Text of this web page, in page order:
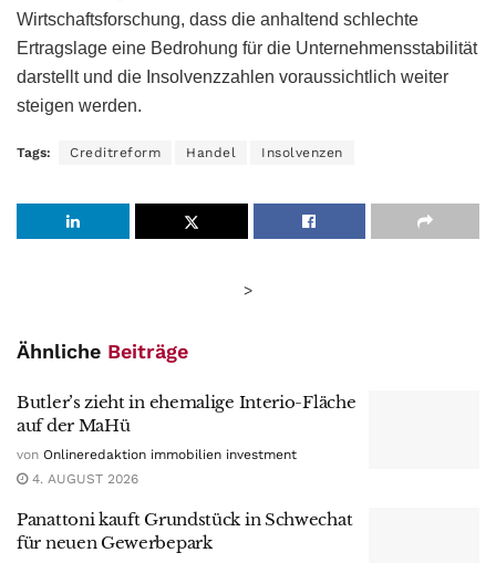
Wirtschaftsforschung, dass die anhaltend schlechte
Ertragslage eine Bedrohung für die Unternehmensstabilität
darstellt und die Insolvenzzahlen voraussichtlich weiter
steigen werden.
Tags: Creditreform Handel Insolvenzen
>
Ähnliche Beiträge
Butler’s zieht in ehemalige Interio-Fläche
auf der MaHü
von Onlineredaktion immobilien investment
4. AUGUST 2026
Panattoni kauft Grundstück in Schwechat
für neuen Gewerbepark